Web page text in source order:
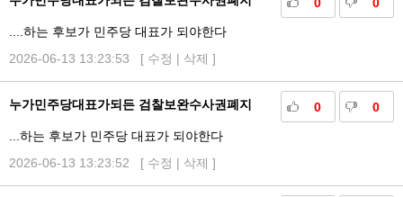
....하는 후보가 민주당 대표가 되야한다
2026-06-13 13:23:53 [ 수정 | 삭제 ]
0 0
누가민주당대표가되든 검찰보완수사권폐지
...하는 후보가 민주당 대표가 되야한다
2026-06-13 13:23:52 [ 수정 | 삭제 ]